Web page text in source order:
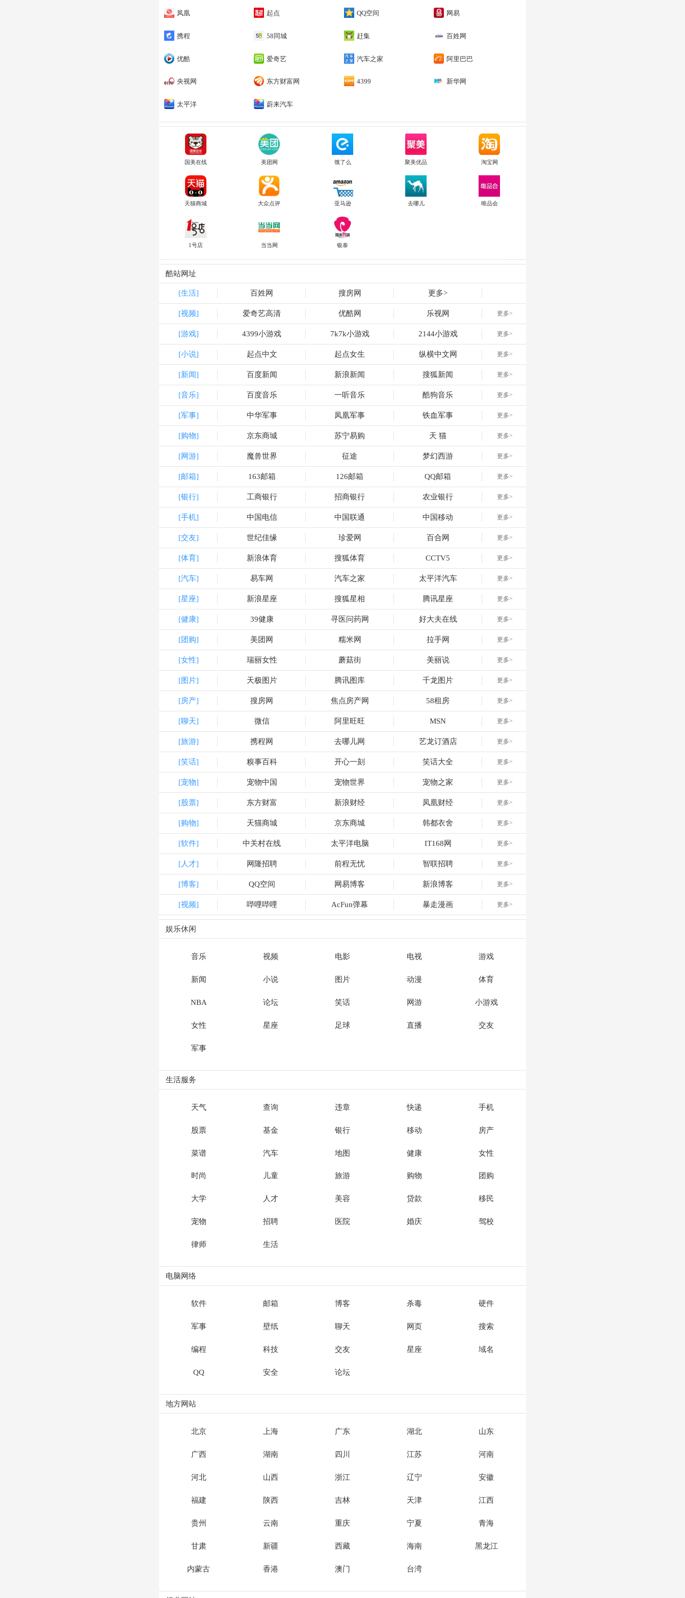
凤凰 起点 QQ空间 网易
携程 58同城 赶集 百姓网
优酷 爱奇艺 汽车之家 阿里巴巴
央视网 东方财富网 4399 新华网
太平洋 蔚来汽车
国美在线 美团网 饿了么 聚美优品 淘宝网
天猫商城 大众点评 亚马逊 去哪儿 唯品会
1号店 当当网 银泰
酷站网址
[生活] 百姓网 搜房网 更多>
[视频] 爱奇艺高清 优酷网 乐视网 更多>
[游戏] 4399小游戏 7k7k小游戏 2144小游戏 更多>
[小说] 起点中文 起点女生 纵横中文网 更多>
[新闻] 百度新闻 新浪新闻 搜狐新闻 更多>
[音乐] 百度音乐 一听音乐 酷狗音乐 更多>
[军事] 中华军事 凤凰军事 铁血军事 更多>
[购物] 京东商城 苏宁易购 天 猫 更多>
[网游] 魔兽世界 征途 梦幻西游 更多>
[邮箱] 163邮箱 126邮箱 QQ邮箱 更多>
[银行] 工商银行 招商银行 农业银行 更多>
[手机] 中国电信 中国联通 中国移动 更多>
[交友] 世纪佳缘 珍爱网 百合网 更多>
[体育] 新浪体育 搜狐体育 CCTV5 更多>
[汽车] 易车网 汽车之家 太平洋汽车 更多>
[星座] 新浪星座 搜狐星相 腾讯星座 更多>
[健康] 39健康 寻医问药网 好大夫在线 更多>
[团购] 美团网 糯米网 拉手网 更多>
[女性] 瑞丽女性 蘑菇街 美丽说 更多>
[图片] 天极图片 腾讯图库 千龙图片 更多>
[房产] 搜房网 焦点房产网 58租房 更多>
[聊天] 微信 阿里旺旺 MSN 更多>
[旅游] 携程网 去哪儿网 艺龙订酒店 更多>
[笑话] 糗事百科 开心一刻 笑话大全 更多>
[宠物] 宠物中国 宠物世界 宠物之家 更多>
[股票] 东方财富 新浪财经 凤凰财经 更多>
[购物] 天猫商城 京东商城 韩都衣舍 更多>
[软件] 中关村在线 太平洋电脑 IT168网 更多>
[人才] 网隆招聘 前程无忧 智联招聘 更多>
[博客] QQ空间 网易博客 新浪博客 更多>
[视频] 哔哩哔哩 AcFun弹幕 暴走漫画 更多>
娱乐休闲
音乐 视频 电影 电视 游戏
新闻 小说 图片 动漫 体育
NBA 论坛 笑话 网游 小游戏
女性 星座 足球 直播 交友
军事
生活服务
天气 查询 违章 快递 手机
股票 基金 银行 移动 房产
菜谱 汽车 地图 健康 女性
时尚 儿童 旅游 购物 团购
大学 人才 美容 贷款 移民
宠物 招聘 医院 婚庆 驾校
律师 生活
电脑网络
软件 邮箱 博客 杀毒 硬件
军事 壁纸 聊天 网页 搜索
编程 科技 交友 星座 域名
QQ 安全 论坛
地方网站
北京 上海 广东 湖北 山东
广西 湖南 四川 江苏 河南
河北 山西 浙江 辽宁 安徽
福建 陕西 吉林 天津 江西
贵州 云南 重庆 宁夏 青海
甘肃 新疆 西藏 海南 黑龙江
内蒙古 香港 澳门 台湾